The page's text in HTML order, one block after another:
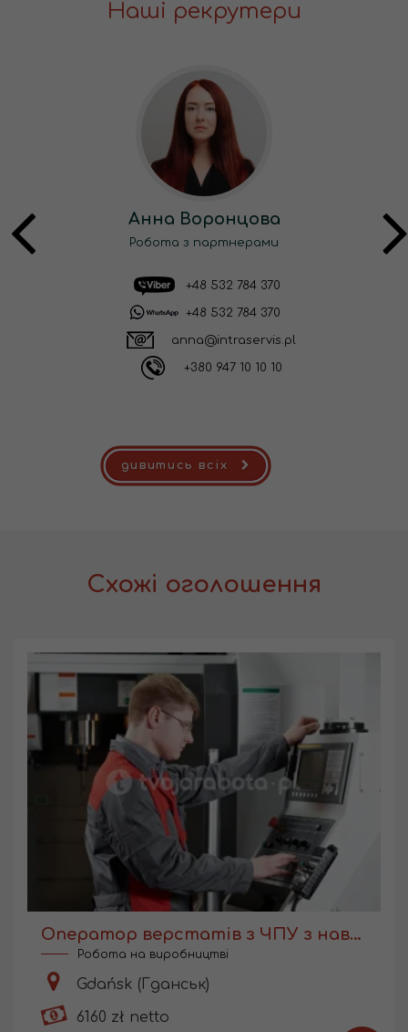
Наші рекрутери
Анна Воронцова
Робота з партнерами
+48 532 784 370
+48 532 784 370
anna@intraservis.pl
+380 947 10 10 10
дивитись всіх
Схожі оголошення
Оператор верстатів з ЧПУ з навчанням
Робота на виробництві
Gdańsk (Гданськ)
6160 zł netto